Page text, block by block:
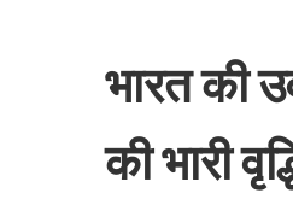
भारत की
की भारी